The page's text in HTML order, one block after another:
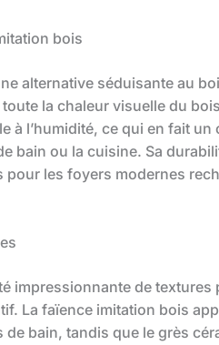
bois
alternative séduisante au
la chaleur visuelle du
à l’humidité, ce qui en fait
bain ou la cuisine. Sa
les foyers modernes
impressionnante de
La faïence imitation bois
bain, tandis que le grès